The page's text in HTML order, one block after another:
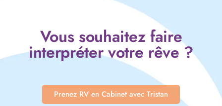
Vous souhaitez faire
interpréter votre rêve ?
Prenez RV en Cabinet avec Tristan